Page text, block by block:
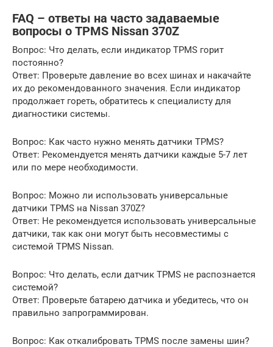
FAQ – ответы на часто задаваемые
вопросы о TPMS Nissan 370Z
Вопрос: Что делать, если индикатор TPMS горит
постоянно?
Ответ: Проверьте давление во всех шинах и накачайте
их до рекомендованного значения. Если индикатор
продолжает гореть, обратитесь к специалисту для
диагностики системы.
Вопрос: Как часто нужно менять датчики TPMS?
Ответ: Рекомендуется менять датчики каждые 5-7 лет
или по мере необходимости.
Вопрос: Можно ли использовать универсальные
датчики TPMS на Nissan 370Z?
Ответ: Не рекомендуется использовать универсальные
датчики, так как они могут быть несовместимы с
системой TPMS Nissan.
Вопрос: Что делать, если датчик TPMS не распознается
системой?
Ответ: Проверьте батарею датчика и убедитесь, что он
правильно запрограммирован.
Вопрос: Как откалибровать TPMS после замены шин?